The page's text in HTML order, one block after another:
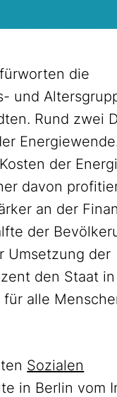
die
und
Rund zwei
der
davon
an der
der
Umsetzung der
den Staat
alle
Sozialen
in Berlin vom